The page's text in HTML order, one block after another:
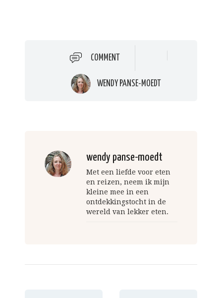
COMMENT
WENDY PANSE-MOEDT
wendy panse-moedt
Met een liefde voor eten
en reizen, neem ik mijn
kleine mee in een
ontdekkingstocht in de
wereld van lekker eten.